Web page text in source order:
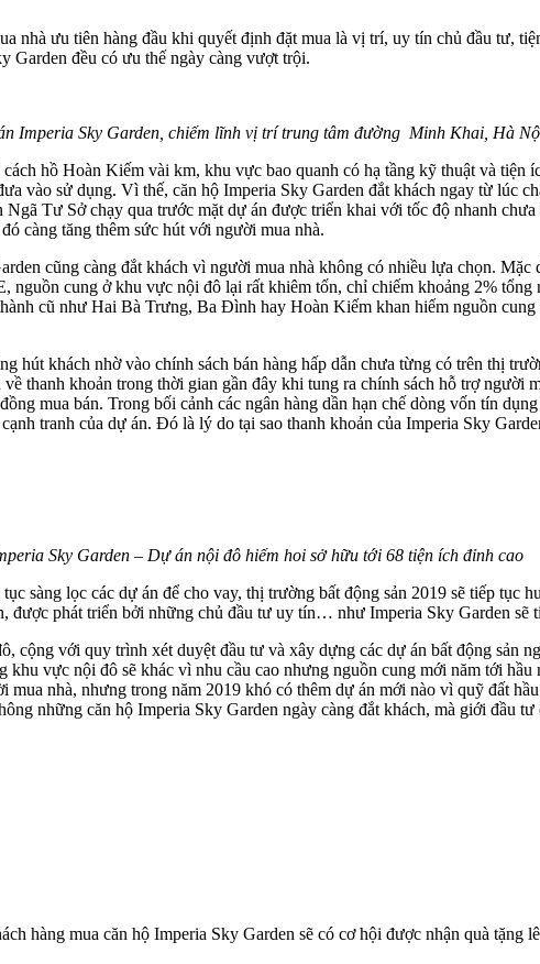
nhà ưu tiên hàng đầu khi quyết định đặt mua là vị trí, uy tín chủ đầu tư,
Garden đều có ưu thế ngày càng vượt trội.
Imperia Sky Garden, chiếm lĩnh vị trí trung tâm đường Minh Khai, Hà
hồ Hoàn Kiếm vài km, khu vực bao quanh có hạ tầng kỹ thuật và tiện
vào sử dụng. Vì thế, căn hộ Imperia Sky Garden đắt khách ngay từ lúc
Tư Sở chạy qua trước mặt dự án được triển khai với tốc độ nhanh
càng tăng thêm sức hút với người mua nhà.
cũng càng đắt khách vì người mua nhà không có nhiều lựa chọn.
nguồn cung ở khu vực nội đô lại rất khiêm tốn, chỉ chiếm khoảng 2%
cũ như Hai Bà Trưng, Ba Đình hay Hoàn Kiếm khan hiếm nguồn
hút khách nhờ vào chính sách bán hàng hấp dẫn chưa từng có trên thị
thanh khoản trong thời gian gần đây khi tung ra chính sách hỗ trợ người
mua bán. Trong bối cảnh các ngân hàng dần hạn chế dòng vốn tín
tranh của dự án. Đó là lý do tại sao thanh khoản của Imperia Sky
Sky Garden – Dự án nội đô hiếm hoi sở hữu tới 68 tiện ích đỉnh cao
sàng lọc các dự án để cho vay, thị trường bất động sản 2019 sẽ tiếp tục
được phát triển bởi những chủ đầu tư uy tín… như Imperia Sky Garden sẽ
cộng với quy trình xét duyệt đầu tư và xây dựng các dự án bất động sản
vực nội đô sẽ khác vì nhu cầu cao nhưng nguồn cung mới năm tới
nhà, nhưng trong năm 2019 khó có thêm dự án mới nào vì quỹ đất
những căn hộ Imperia Sky Garden ngày càng đắt khách, mà giới đầu
hàng mua căn hộ Imperia Sky Garden sẽ có cơ hội được nhận quà tặng